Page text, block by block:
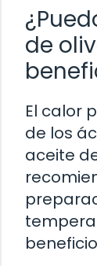
de
El calor
de los
aceite